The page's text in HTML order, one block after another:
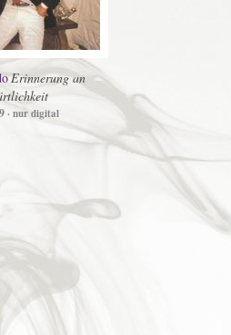
Erinnerung an
· nur digital